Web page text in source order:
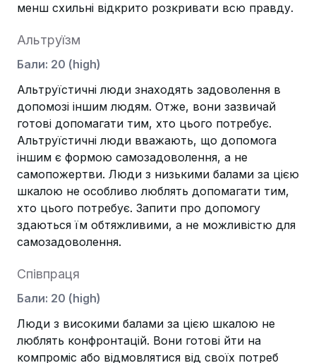
менш схильні відкрито розкривати всю правду.
Альтруїзм
Бали: 20 (high)
Альтруїстичні люди знаходять задоволення в
допомозі іншим людям. Отже, вони зазвичай
готові допомагати тим, хто цього потребує.
Альтруїстичні люди вважають, що допомога
іншим є формою самозадоволення, а не
самопожертви. Люди з низькими балами за цією
шкалою не особливо люблять допомагати тим,
хто цього потребує. Запити про допомогу
здаються їм обтяжливими, а не можливістю для
самозадоволення.
Співпраця
Бали: 20 (high)
Люди з високими балами за цією шкалою не
люблять конфронтацій. Вони готові йти на
компроміс або відмовлятися від своїх потреб